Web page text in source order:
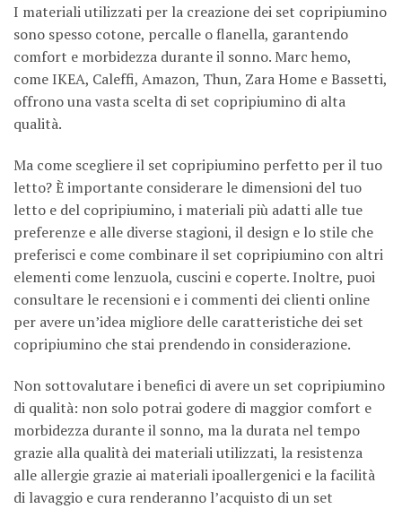
I materiali utilizzati per la creazione dei set copripiumino
sono spesso cotone, percalle o flanella, garantendo
comfort e morbidezza durante il sonno. Marc hemo,
come IKEA, Caleffi, Amazon, Thun, Zara Home e Bassetti,
offrono una vasta scelta di set copripiumino di alta
qualità.
Ma come scegliere il set copripiumino perfetto per il tuo
letto? È importante considerare le dimensioni del tuo
letto e del copripiumino, i materiali più adatti alle tue
preferenze e alle diverse stagioni, il design e lo stile che
preferisci e come combinare il set copripiumino con altri
elementi come lenzuola, cuscini e coperte. Inoltre, puoi
consultare le recensioni e i commenti dei clienti online
per avere un’idea migliore delle caratteristiche dei set
copripiumino che stai prendendo in considerazione.
Non sottovalutare i benefici di avere un set copripiumino
di qualità: non solo potrai godere di maggior comfort e
morbidezza durante il sonno, ma la durata nel tempo
grazie alla qualità dei materiali utilizzati, la resistenza
alle allergie grazie ai materiali ipoallergenici e la facilità
di lavaggio e cura renderanno l’acquisto di un set